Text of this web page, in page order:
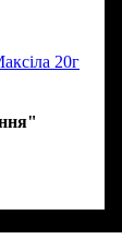
20г